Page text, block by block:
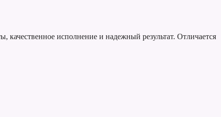
качественное исполнение и надежный результат. Отличается